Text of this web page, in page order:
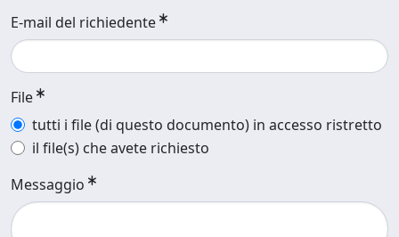
E-mail del richiedente
File
tutti i file (di questo documento) in accesso ristretto
il file(s) che avete richiesto
Messaggio